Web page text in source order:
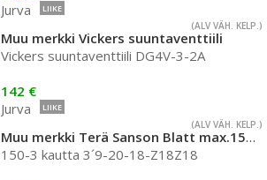
Jurva
LIIKE
(ALV VÄH. KELP.)
Muu merkki Vickers suuntaventtiili
Vickers suuntaventtiili DG4V-3-2A
142 €
Jurva
LIIKE
(ALV VÄH. KELP.)
Muu merkki Terä Sanson Blatt max.15000rpm
150-3 kautta 3´9-20-18-Z18Z18